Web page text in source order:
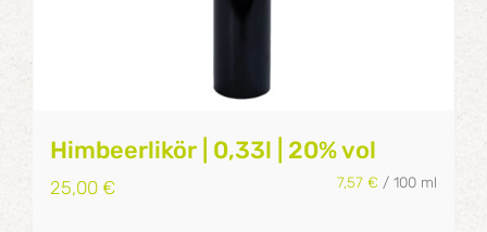
Himbeerlikör | 0,33l | 20% vol
25,00 € 7,57€ /100 ml